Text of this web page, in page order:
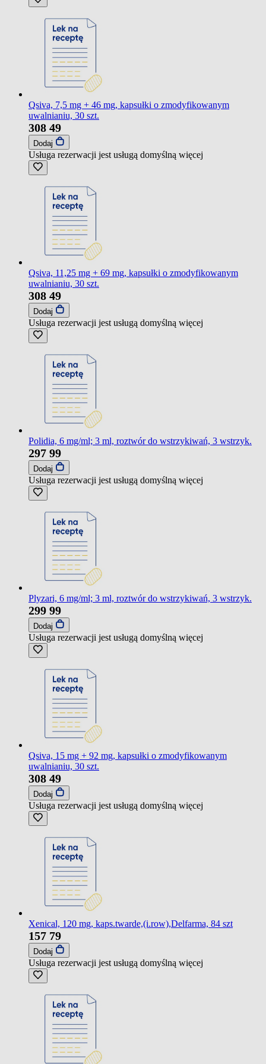
Qsiva, 7,5 mg + 46 mg, kapsułki o zmodyfikowanym
uwalnianiu, 30 szt.
308 49
Dodaj
Usługa rezerwacji jest usługą domyślną więcej
Qsiva, 11,25 mg + 69 mg, kapsułki o zmodyfikowanym
uwalnianiu, 30 szt.
308 49
Dodaj
Usługa rezerwacji jest usługą domyślną więcej
Polidia, 6 mg/ml; 3 ml, roztwór do wstrzykiwań, 3 wstrzyk.
297 99
Dodaj
Usługa rezerwacji jest usługą domyślną więcej
Plyzari, 6 mg/ml; 3 ml, roztwór do wstrzykiwań, 3 wstrzyk.
299 99
Dodaj
Usługa rezerwacji jest usługą domyślną więcej
Qsiva, 15 mg + 92 mg, kapsułki o zmodyfikowanym
uwalnianiu, 30 szt.
308 49
Dodaj
Usługa rezerwacji jest usługą domyślną więcej
Xenical, 120 mg, kaps.twarde,(i.row),Delfarma, 84 szt
157 79
Dodaj
Usługa rezerwacji jest usługą domyślną więcej